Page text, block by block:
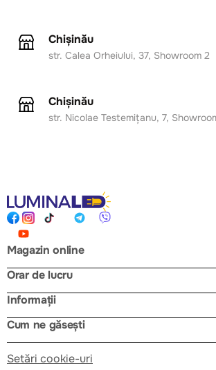
Chișinău
str. Calea Orheiului, 37, Showroom 2
Chișinău
str. Nicolae Testemițanu, 7,
Magazin online
Orar de lucru
Informații
Cum ne găsești
Setări cookie-uri